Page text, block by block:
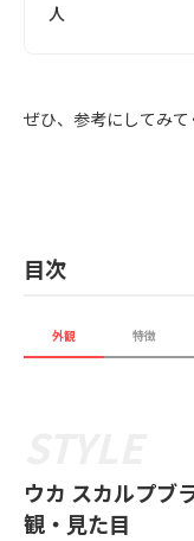
人
ぜひ、参考にしてみて
目次
外観 特徴
ウカ スカルプブ
観・見た目